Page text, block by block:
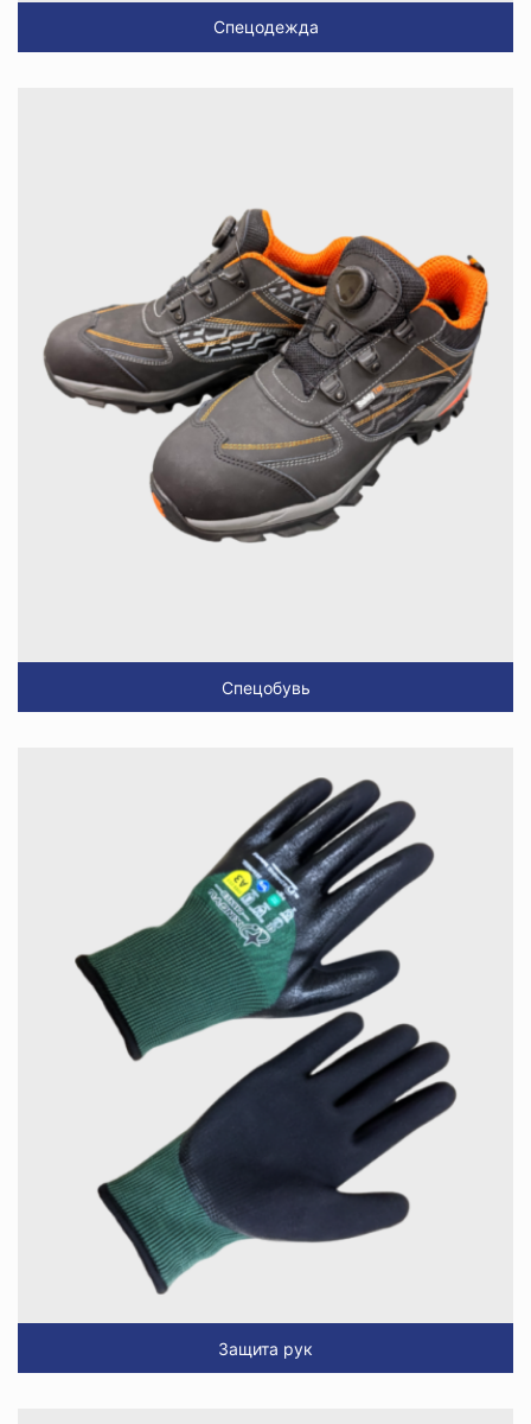
Спецодежда
Спецобувь
Защита рук